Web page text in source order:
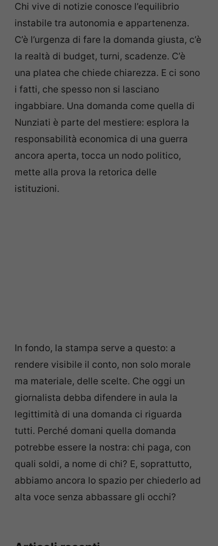
Chi vive di notizie conosce l’equilibrio
instabile tra autonomia e appartenenza.
C’è l’urgenza di fare la domanda giusta, c’è
la realtà di budget, turni, scadenze. C’è
una platea che chiede chiarezza. E ci sono
i fatti, che spesso non si lasciano
ingabbiare. Una domanda come quella di
Nunziati è parte del mestiere: esplora la
responsabilità economica di una guerra
ancora aperta, tocca un nodo politico,
mette alla prova la retorica delle
istituzioni.
In fondo, la stampa serve a questo: a
rendere visibile il conto, non solo morale
ma materiale, delle scelte. Che oggi un
giornalista debba difendere in aula la
legittimità di una domanda ci riguarda
tutti. Perché domani quella domanda
potrebbe essere la nostra: chi paga, con
quali soldi, a nome di chi? E, soprattutto,
abbiamo ancora lo spazio per chiederlo ad
alta voce senza abbassare gli occhi?